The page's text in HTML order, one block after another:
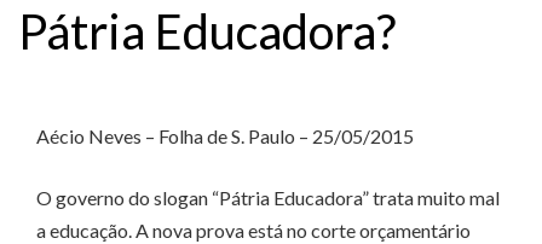
Pátria Educadora?
Aécio Neves – Folha de S. Paulo – 25/05/2015
O governo do slogan “Pátria Educadora” trata muito mal
a educação. A nova prova está no corte orçamentário